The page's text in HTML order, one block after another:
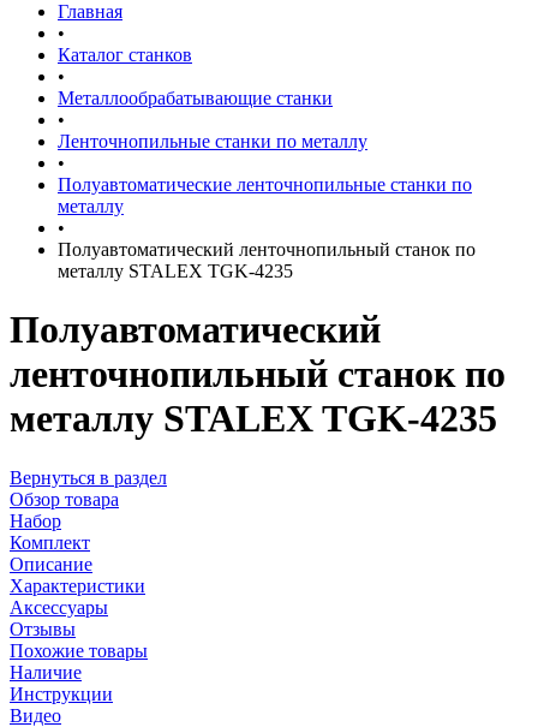
Главная
•
Каталог станков
•
Металлообрабатывающие станки
•
Ленточнопильные станки по металлу
•
Полуавтоматические ленточнопильные станки по
металлу
•
Полуавтоматический ленточнопильный станок по
металлу STALEX TGK-4235
Полуавтоматический
ленточнопильный станок по
металлу STALEX TGK-4235
Вернуться в раздел
Обзор товара
Набор
Комплект
Описание
Характеристики
Аксессуары
Отзывы
Похожие товары
Наличие
Инструкции
Видео